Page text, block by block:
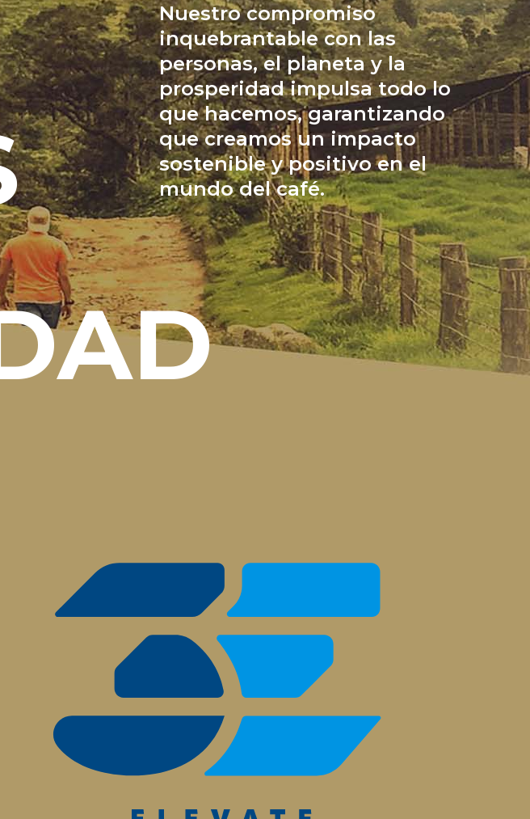
Nuestro compromiso
inquebrantable con las
personas, el planeta y la
prosperidad impulsa todo lo
que hacemos, garantizando
que creamos un impacto
sostenible y positivo en el
mundo del café.